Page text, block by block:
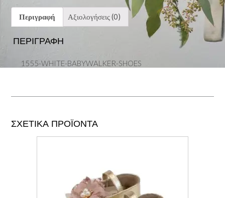
Περιγραφή Αξιολογήσεις (0)
ΠΕΡΙΓΡΑΦΉ
1555-WHITE-BABYWALKER-SHOES
ΣΧΕΤΙΚΆ ΠΡΟΪΌΝΤΑ